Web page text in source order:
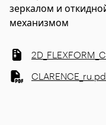
зеркалом и
механизмом